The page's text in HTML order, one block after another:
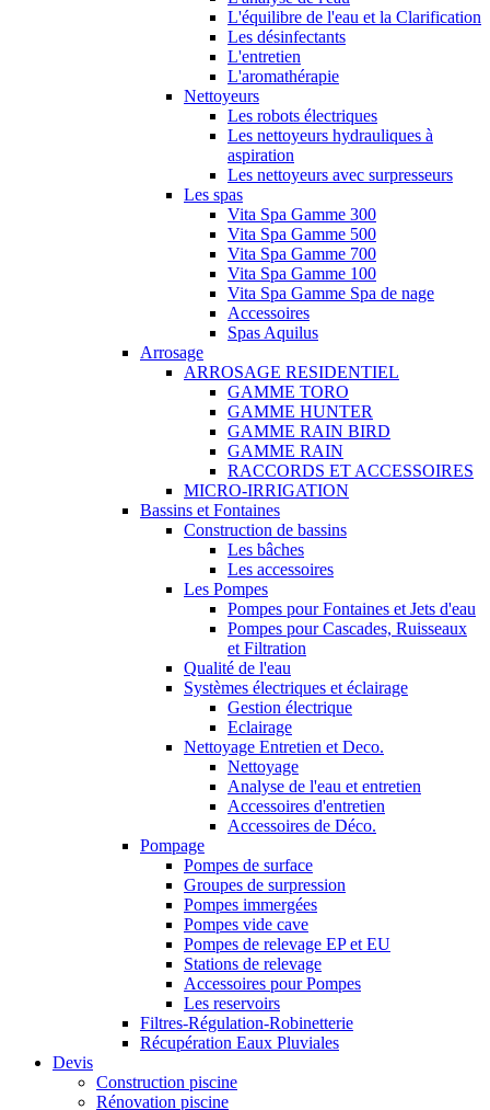
L'équilibre de l'eau et la Clarification
Les désinfectants
L'entretien
L'aromathérapie
Nettoyeurs
Les robots électriques
Les nettoyeurs hydrauliques à
aspiration
Les nettoyeurs avec surpresseurs
Les spas
Vita Spa Gamme 300
Vita Spa Gamme 500
Vita Spa Gamme 700
Vita Spa Gamme 100
Vita Spa Gamme Spa de nage
Accessoires
Spas Aquilus
Arrosage
ARROSAGE RESIDENTIEL
GAMME TORO
GAMME HUNTER
GAMME RAIN BIRD
GAMME RAIN
RACCORDS ET ACCESSOIRES
MICRO-IRRIGATION
Bassins et Fontaines
Construction de bassins
Les bâches
Les accessoires
Les Pompes
Pompes pour Fontaines et Jets d'eau
Pompes pour Cascades, Ruisseaux
et Filtration
Qualité de l'eau
Systèmes électriques et éclairage
Gestion électrique
Eclairage
Nettoyage Entretien et Deco.
Nettoyage
Analyse de l'eau et entretien
Accessoires d'entretien
Accessoires de Déco.
Pompage
Pompes de surface
Groupes de surpression
Pompes immergées
Pompes vide cave
Pompes de relevage EP et EU
Stations de relevage
Accessoires pour Pompes
Les reservoirs
Filtres-Régulation-Robinetterie
Récupération Eaux Pluviales
Devis
Construction piscine
Rénovation piscine